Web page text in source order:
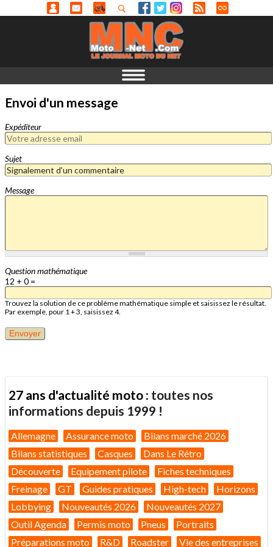
Envoi d'un message
Expéditeur
Sujet
Message
Question mathématique
12 + 0 =
Trouvez la solution de ce problème mathématique simple et saisissez le résultat.
Par exemple, pour 1 + 3, saisissez 4.
27 ans d'actualité moto : toutes nos
informations depuis 1999 !
Allemagne Assurance moto
Bilans marché 2026
Bilans statistiques
Casques
Dans Le Rétro
Découverte
Equipement pilote
Fiches techniques
Freinage
GT Guides pratiques High-tech
Horizons
Lobbying
Nouveautés 2026
Nouveautés 2027
Outil Agenda
Permis moto Pneus
Portraits
Préparations moto
R&D Roadster Vie des entreprises